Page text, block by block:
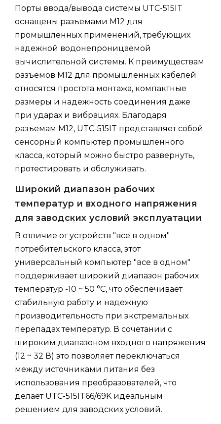
Порты ввода/вывода системы UTC-515IT
оснащены разъемами M12 для
промышленных применений, требующих
надежной водонепроницаемой
вычислительной системы. К преимуществам
разъемов M12 для промышленных кабелей
относятся простота монтажа, компактные
размеры и надежность соединения даже
при ударах и вибрациях. Благодаря
разъемам M12, UTC-515IT представляет собой
сенсорный компьютер промышленного
класса, который можно быстро развернуть,
протестировать и обслуживать.
Широкий диапазон рабочих
температур и входного напряжения
для заводских условий эксплуатации
В отличие от устройств "все в одном"
потребительского класса, этот
универсальный компьютер "все в одном"
поддерживает широкий диапазон рабочих
температур -10 ~ 50 °C, что обеспечивает
стабильную работу и надежную
производительность при экстремальных
перепадах температур. В сочетании с
широким диапазоном входного напряжения
(12 ~ 32 В) это позволяет переключаться
между источниками питания без
использования преобразователей, что
делает UTC-515IT66/69K идеальным
решением для заводских условий.